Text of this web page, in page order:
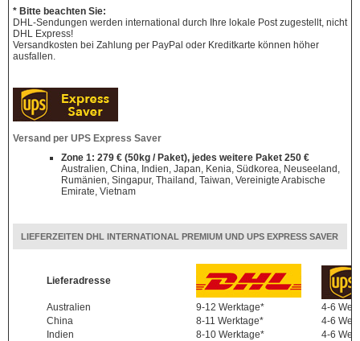
* Bitte beachten Sie:
DHL-Sendungen werden international durch Ihre lokale Post zugestellt, nicht
DHL Express!
Versandkosten bei Zahlung per PayPal oder Kreditkarte können höher
ausfallen.
Versand per UPS Express Saver
Zone 1: 279 € (50kg / Paket), jedes weitere Paket 250 €
Australien, China, Indien, Japan, Kenia, Südkorea, Neuseeland,
Rumänien, Singapur, Thailand, Taiwan, Vereinigte Arabische
Emirate, Vietnam
LIEFERZEITEN DHL INTERNATIONAL PREMIUM UND UPS EXPRESS SAVER
Lieferadresse
Australien 9-12 Werktage*
4-6
China
8-11 Werktage*
4-6
Indien
8-10 Werktage*
4-6